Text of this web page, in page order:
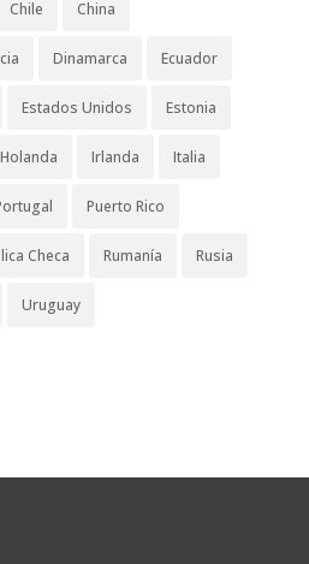
Chile China
Dinamarca Ecuador
Estados Unidos Estonia
Holanda Irlanda Italia
Puerto Rico
Checa Rumanía Rusia
Uruguay